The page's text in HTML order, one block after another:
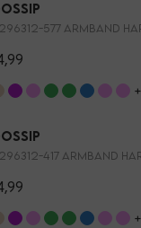
577 ARMBAND
417 ARMBAND